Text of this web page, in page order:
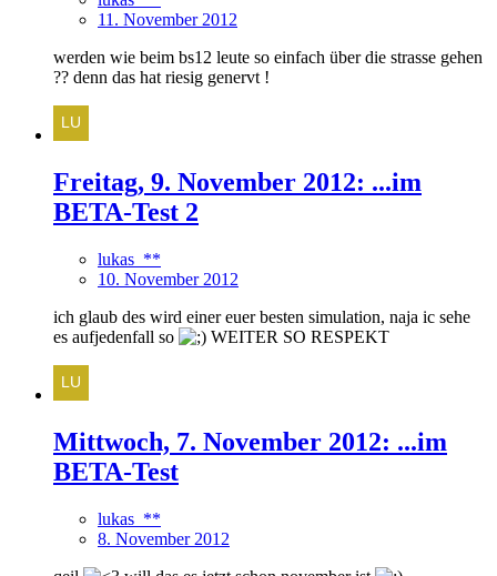
11. November 2012
werden wie beim bs12 leute so einfach über die strasse gehen
?? denn das hat riesig genervt !
Freitag, 9. November 2012: ...im
BETA-Test 2
lukas_**
10. November 2012
ich glaub des wird einer euer besten simulation, naja ic sehe
es aufjedenfall so
WEITER SO RESPEKT
Mittwoch, 7. November 2012: ...im
BETA-Test
lukas_**
8. November 2012